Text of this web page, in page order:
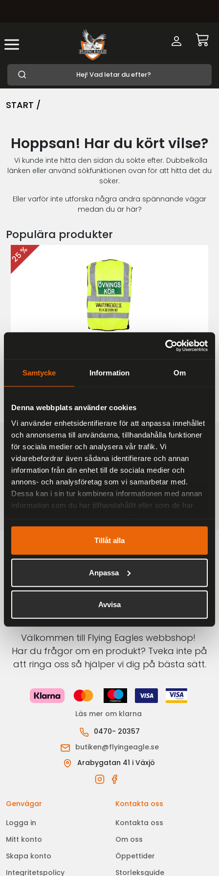
Samtycke Information Om
Denna webbplats använder cookies
Vi använder enhetsidentifierare för att anpassa innehållet
och annonserna till användarna, tillhandahålla funktioner
för sociala medier och analysera vår trafik. Vi
vidarebefordrar även sådana identifierare och annan
information från din enhet till de sociala medier och
annons- och analysföretag som vi samarbetar med.
Dessa kan i sin tur kombinera informationen med annan
information som du har tillhandahållit eller som de har
Tillåt alla
Anpassa
Avvisa
START /
Hoppsan! Har du kört vilse?
Vi kunde inte hitta den sidan du sökte efter. Dubbelkolla
länken eller använd sökfunktionen ovan för att hitta det du
söker.
Eller varför inte utforska några andra spännande vägar
medan du är här?
Populära produkter
25 %
187 kr
249 kr
FRAKTFRITT
På alla ordrar över 2000 kr
1-3 DAGAR LEVERANS
Inom Sverige med DHL
SÄKRA BETALNINGAR
Betalkort, Klarna eller Swish
Välkommen till Flying Eagles webbshop!
Har du frågor om en produkt? Tveka inte på
att ringa oss så hjälper vi dig på bästa sätt.
Läs mer om klarna
0470- 20357
butiken@flyingeagle.se
Arabygatan 41 i Växjö
Genvägar
Logga in
Mitt konto
Skapa konto
Integritetspolicy
Kontakta oss
Kontakta oss
Om oss
Öppettider
Storleksguide